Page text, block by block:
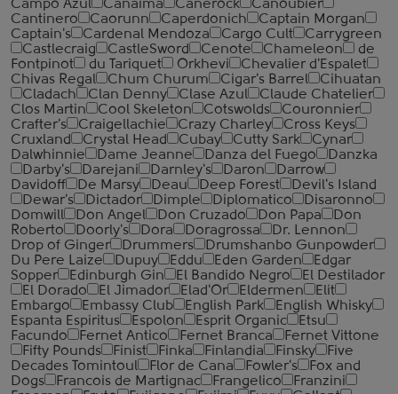
Campo Azul
Canaima Canerock
Canoubier
Cantinero
Caorunn Caperdonich
Captain Morgan
Captain's
Cardenal Mendoza Cargo Cult
Carrygreen
Castlecraig
CastleSword Cenote Chameleon
de
Fontpinot
du Tariquet Orkhevi
Chevalier d'Espalet
Chivas Regal
Chum Churum Cigar's Barrel
Cihuatan
Cladach
Clan Denny Clase Azul
Claude Chatelier
Clos Martin
Cool Skeleton Cotswolds
Couronnier
Crafter's
Craigellachie Crazy Charley
Cross Keys
Cruxland
Crystal Head Cubay Cutty Sark
Cynar
Dalwhinnie
Dame Jeanne Danza del Fuego
Danzka
Darby's
Darejani Darnley's Daron
Darrow
Davidoff
De Marsy Deau Deep Forest
Devil's Island
Dewar's
Dictador Dimple Diplomatico
Disaronno
Domwill
Don Angel Don Cruzado Don Papa
Don
Roberto
Doorly's Dora Doragrossa
Dr. Lennon
Drop of Ginger
Drummers
Drumshanbo Gunpowder
Du Pere Laize
Dupuy Eddu Eden Garden
Edgar
Sopper
Edinburgh Gin El Bandido Negro
El Destilador
El Dorado
El Jimador Elad'Or Eldermen
Elit
Embargo
Embassy Club English Park
English Whisky
Espanta Espiritus
Espolon Esprit Organic
Etsu
Facundo
Fernet Antico Fernet Branca
Fernet Vittone
Fifty Pounds
Finist Finka Finlandia Finsky
Five
Decades Tomintoul
Flor de Cana Fowler's
Fox and
Dogs
Francois de Martignac Frangelico
Franzini